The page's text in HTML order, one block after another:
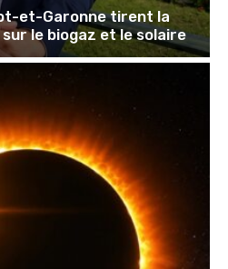
et-Garonne tirent la
le biogaz et le solaire